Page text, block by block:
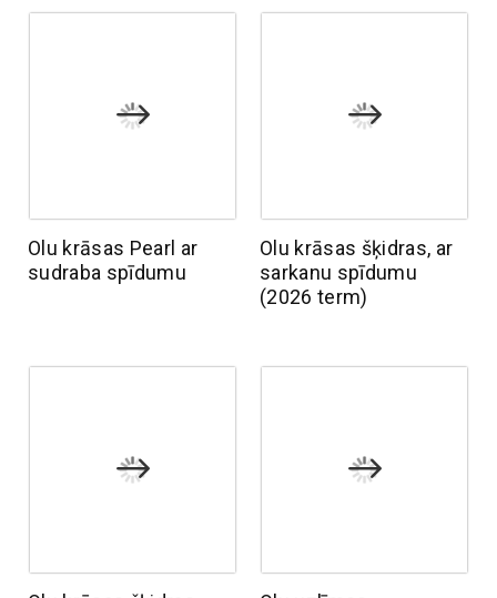
Olu krāsas Pearl ar
sudraba spīdumu
Olu krāsas šķidras, ar
sarkanu spīdumu
(2026 term)